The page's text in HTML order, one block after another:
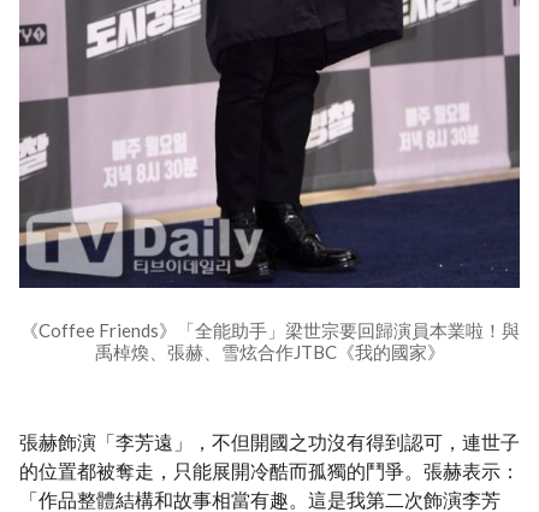
《Coffee Friends》「全能助手」梁世宗要回歸演員本業啦！與
禹棹煥、張赫、雪炫合作JTBC《我的國家》
張赫飾演「李芳遠」，不但開國之功沒有得到認可，連世子
的位置都被奪走，只能展開冷酷而孤獨的鬥爭。張赫表示：
「作品整體結構和故事相當有趣。這是我第二次飾演李芳